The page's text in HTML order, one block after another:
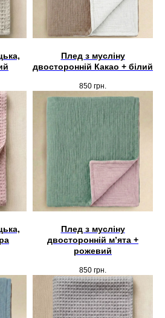
Плед з мусліну
двосторонній Какао + білий
850 грн.
Плед з мусліну
двосторонній мʼята +
рожевий
850 грн.